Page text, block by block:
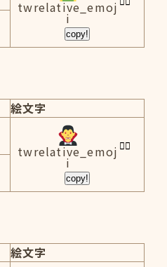
twrelative_emoj
i
copy!
絵文字
twrelative_emoj
i
copy!
絵文字